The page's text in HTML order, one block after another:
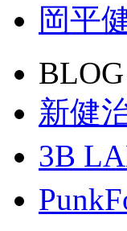
岡平
BLOG
新健
3B